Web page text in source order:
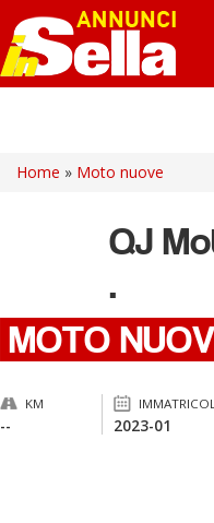
Home » Moto nuove
QJ
.
MOTO
KM
-- 2023-01